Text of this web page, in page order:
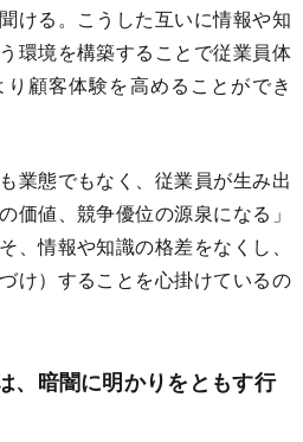
ける。こうした互いに情報や知
環境を構築することで従業員体
顧客体験を高めることができ
業態でもなく、従業員が生み出
価値、競争優位の源泉になる」
、情報や知識の格差をなくし、
け）することを心掛けているの
、暗闇に明かりをともす行